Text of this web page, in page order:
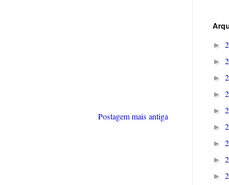
Postagem mais antiga
►
►
►
►
►
►
►
►
►